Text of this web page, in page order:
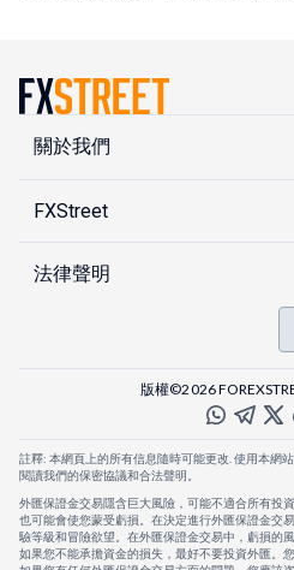
關於我們
FXStreet
法律聲明
版權©2026
註釋: 本網頁上的所有信息隨時可能更改. 使用本網
閱讀我們的保密協議和合法聲明。
外匯保證金交易隱含巨大風險，可能不適合所有投
也可能會使您蒙受虧損。在決定進行外匯保證金交
驗等級和冒險欲望。在外匯保證金交易中，虧損的
如果您不能承擔資金的損失，最好不要投資外匯。